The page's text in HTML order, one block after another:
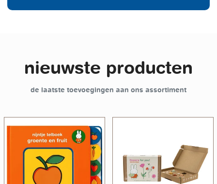
nieuwste producten
de laatste toevoegingen aan ons assortiment